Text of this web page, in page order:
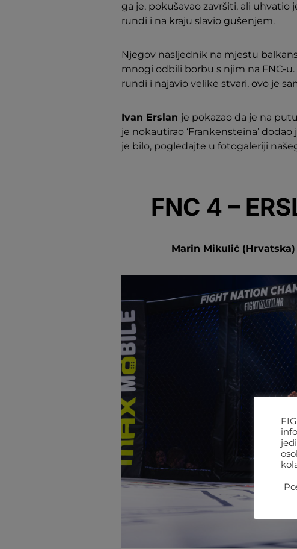
ga je, pokušavao završiti, ali uhvatio
rundi i na kraju slavio gušenjem.
Njegov nasljednik na mjestu
mnogi odbili borbu s njim na FNC-u.
rundi i najavio velike stvari, ovo je
Ivan Erslan je pokazao da je na
je nokautirao ‘Frankensteina’
je bilo, pogledajte u fotogaleriji
FNC 4 –
Marin Mikulić (Hrvatska)